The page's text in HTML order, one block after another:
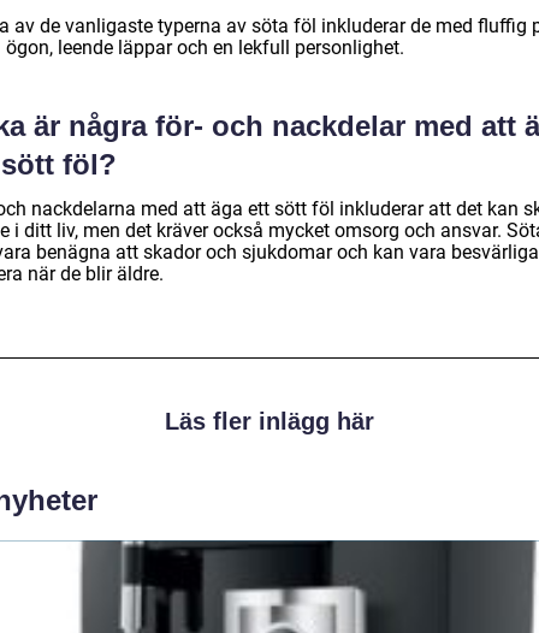
av de vanligaste typerna av söta föl inkluderar de med fluffig
ögon, leende läppar och en lekfull personlighet.
är några för- och nackdelar med att
föl?
nackdelarna med att äga ett sött föl inkluderar att det kan
i ditt liv, men det kräver också mycket omsorg och ansvar.
benägna att skador och sjukdomar och kan vara
när de blir äldre.
Läs fler inlägg här